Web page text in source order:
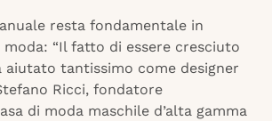
resta fondamentale in
“Il fatto di essere cresciuto
aiutato tantissimo come designer
Ricci, fondatore
di moda maschile d’alta gamma